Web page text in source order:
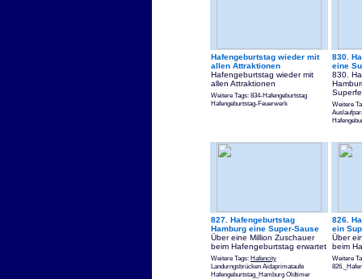
Hafengeburtstag wieder mit
allen Attraktionen
Hafengeburtstag wieder mit
allen Attraktionen
Weitere Tags: 834-Hafengeburtstag
Hafengeburtstag-Feuerwerk
830.
eine
830.
Weitere
827. Hafengeburtstag
Hamburg eine Super-Sause
Über eine Million Zuschauer
beim Hafengeburtstag erwartet
Weitere Tags: Hafencity
Landurngsbrücken Aidaprimataufe
Hafengeburtstag_Hamburg Oldtimer
826.
ein
Über
beim
Weitere